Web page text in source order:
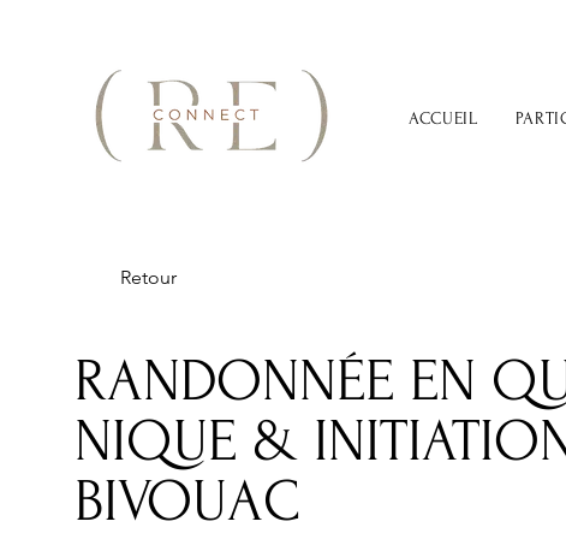
ACCUEIL
Retour
RANDONNÉE EN
NIQUE &
BIVOUAC